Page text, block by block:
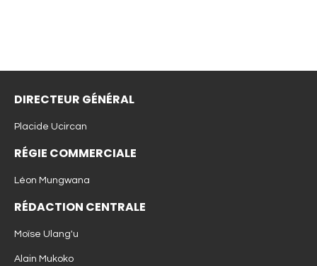
DIRECTEUR GÉNÉRAL
Placide Ucircan
RÉGIE COMMERCIALE
Léon Mungwana
RÉDACTION CENTRALE
Moïse Ulang'u
Alain Mukoko